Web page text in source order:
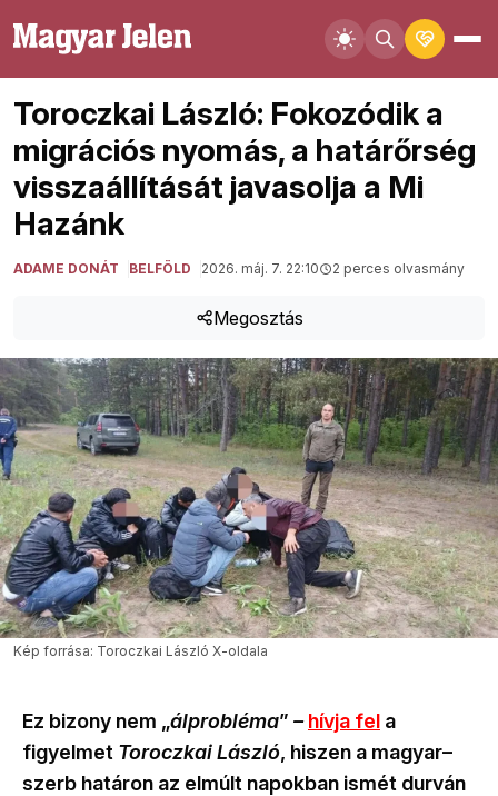
Toroczkai László: Fokozódik a
migrációs nyomás, a határőrség
visszaállítását javasolja a Mi
Hazánk
ADAME DONÁT BELFÖLD 2026. máj. 7. 22:10 2 perces olvasmány
Megosztás
Kép forrása: Toroczkai László X-oldala
Ez bizony nem „álprobléma” –hívja fel a
figyelmet Toroczkai László, hiszen a magyar–
szerb határon az elmúlt napokban ismét durván